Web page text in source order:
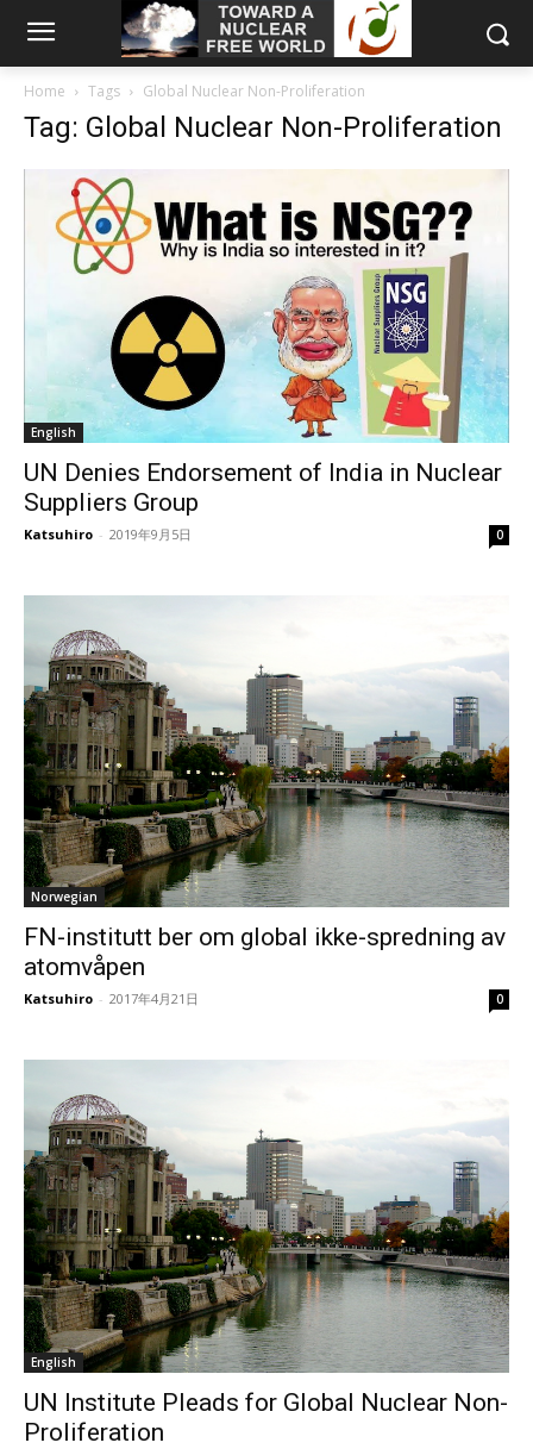
Home Tags Global Nuclear Non-Proliferation
Tag: Global Nuclear Non-Proliferation
English
UN Denies Endorsement of India in Nuclear
Suppliers Group
Katsuhiro - 2019年9月5日 0
Norwegian
FN-institutt ber om global ikke-spredning av
atomvåpen
Katsuhiro - 2017年4月21日 0
English
UN Institute Pleads for Global Nuclear Non-
Proliferation